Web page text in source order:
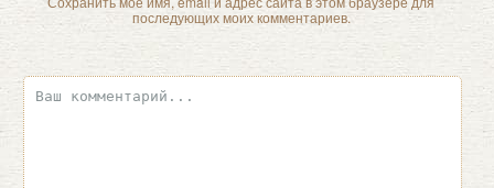
последующих моих комментариев.